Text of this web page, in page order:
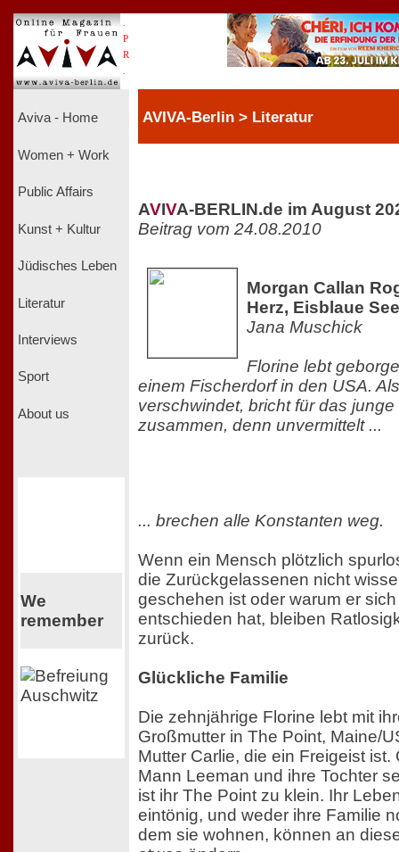
P
R
Aviva - Home
Women + Work
Public Affairs
Kunst + Kultur
Jüdisches Leben
Literatur
Interviews
Sport
About us
We
remember
AVIVA-Berlin > Literatur
AVIVA-BERLIN.de im August
Beitrag vom 24.08.2010
Morgan Callan
Herz, Eisblaue See
Jana Muschick
Florine lebt
einem Fischerdorf in den USA.
verschwindet, bricht für das
zusammen, denn unvermittelt ...
... brechen alle Konstanten weg.
Wenn ein Mensch plötzlich
die Zurückgelassenen nicht
geschehen ist oder warum er
entschieden hat, bleiben
zurück.
Glückliche Familie
Die zehnjährige Florine lebt mit
Großmutter in The Point, Maine/
Mutter Carlie, die ein Freigeist ist.
Mann Leeman und ihre Tochter
ist ihr The Point zu klein. Ihr
eintönig, und weder ihre Familie
dem sie wohnen, können an